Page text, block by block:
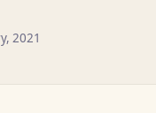
2021